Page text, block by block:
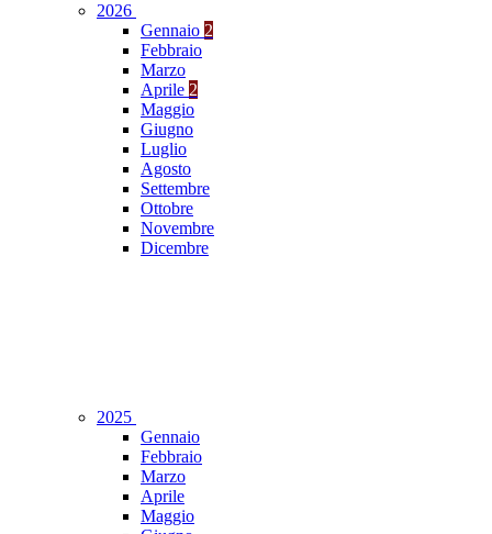
2026
Gennaio 2
Febbraio
Marzo
Aprile 2
Maggio
Giugno
Luglio
Agosto
Settembre
Ottobre
Novembre
Dicembre
2025
Gennaio
Febbraio
Marzo
Aprile
Maggio